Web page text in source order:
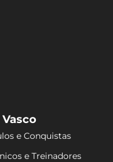
e Conquistas
e Treinadores